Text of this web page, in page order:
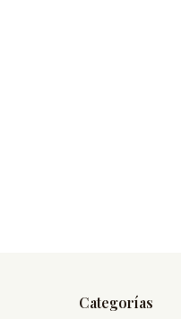
Categorías